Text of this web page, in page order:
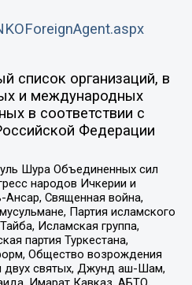
список организаций, в
и международных
в соответствии с
Федерации
Шура Объединенных сил
народов Ичкерии и
Ансар, Священная война,
Партия исламского
Исламская группа,
партия Туркестана,
Общество возрождения
двух святых, Джунд аш-Шам,